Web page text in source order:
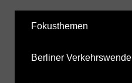
Fokusthemen
Berliner Verkehrswende